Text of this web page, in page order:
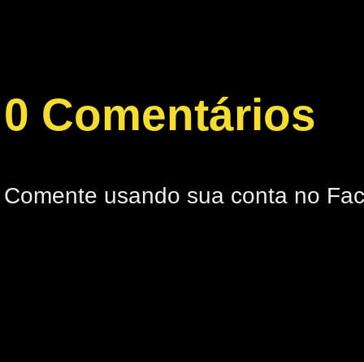
0 Comentários
Comente usando sua conta no